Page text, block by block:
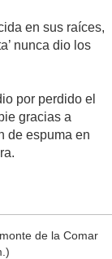
en sus raíces,
nunca dio los
por perdido el
gracias a
de espuma en
de la Comar